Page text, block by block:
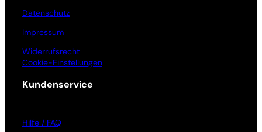
Datenschutz
Impressum
Widerrufsrecht
Cookie-Einstellungen
Kundenservice
Hilfe / FAQ